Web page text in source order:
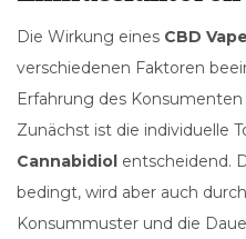
Die Wirkung eines CBD Vape
verschiedenen Faktoren
Erfahrung des
Zunächst ist die individuelle
Cannabidiol entscheidend.
bedingt, wird aber auch
Konsummuster und die